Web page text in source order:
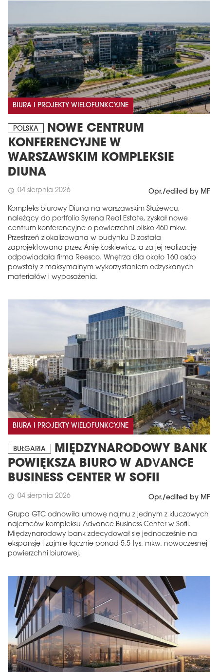
BIURA I PROJEKTY WIELOFUNKCYJNE
POLSKA
NOWE CENTRUM
KONFERENCYJNE W
WARSZAWSKIM KOMPLEKSIE
DIUNA
schedule 04 sierpnia 2026 Opr./edited by MF
Kompleks biurowy Diuna na warszawskim Służewcu,
należący do portfolio Syrena Real Estate, zyskał nowe
centrum konferencyjne o powierzchni blisko 460 mkw.
Przestrzeń zlokalizowana w budynku D została
zaprojektowana przez Anię Łoskiewicz, a za jej realizację
odpowiadała firma Reesco. Wnętrza dla około 160 osób
powstały z maksymalnym wykorzystaniem odzyskanych
materiałów i wyposażenia.
BIURA I PROJEKTY WIELOFUNKCYJNE
BUŁGARIA
MIĘDZYNARODOWY BANK
POWIĘKSZA BIURO W ADVANCE
BUSINESS CENTER W SOFII
schedule 04 sierpnia 2026 Opr./edited by MF
Grupa GTC odnowiła umowę najmu z jednym z kluczowych
najemców kompleksu Advance Business Center w Sofii.
Międzynarodowy bank zdecydował się jednocześnie na
ekspansję i zajmie łącznie ponad 5,5 tys. mkw. nowoczesnej
powierzchni biurowej.